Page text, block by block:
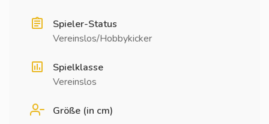
Spieler-Status
Vereinslos/Hobbykicker
Spielklasse
Vereinslos
Größe (in cm)